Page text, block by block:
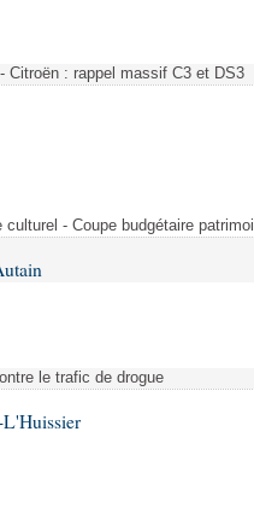
Citroën : rappel massif C3 et DS3
- Coupe budgétaire
le trafic de drogue